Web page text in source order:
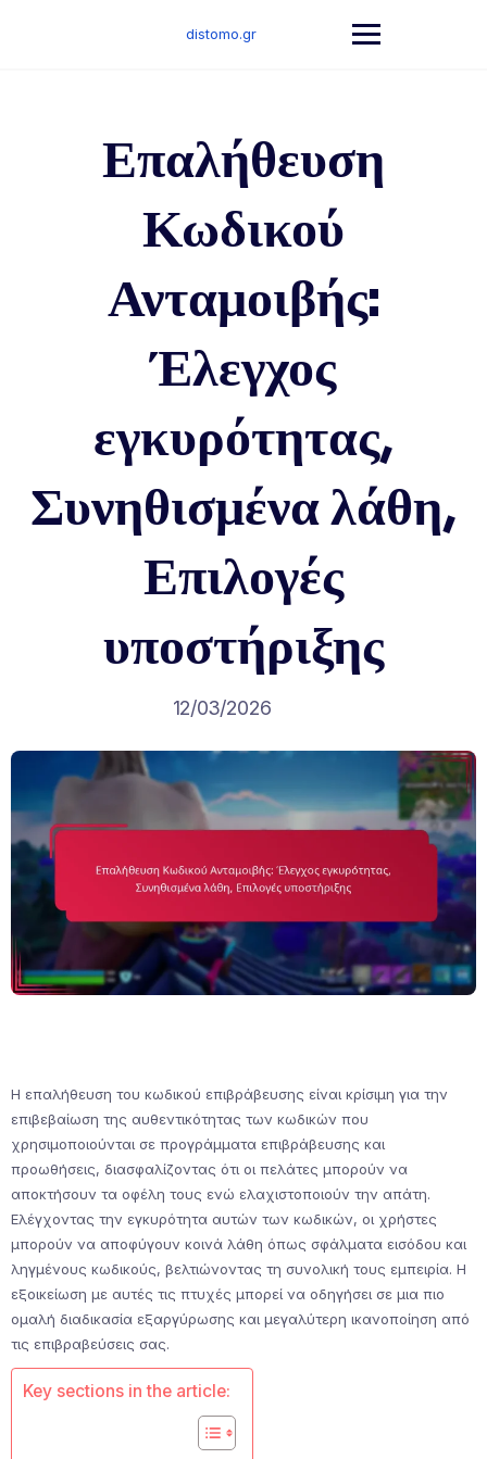
distomo.gr
Επαλήθευση
Κωδικού
Ανταμοιβής:
Έλεγχος
εγκυρότητας,
Συνηθισμένα λάθη,
Επιλογές
υποστήριξης
12/03/2026
Η επαλήθευση του κωδικού επιβράβευσης είναι κρίσιμη για την
επιβεβαίωση της αυθεντικότητας των κωδικών που
χρησιμοποιούνται σε προγράμματα επιβράβευσης και
προωθήσεις, διασφαλίζοντας ότι οι πελάτες μπορούν να
αποκτήσουν τα οφέλη τους ενώ ελαχιστοποιούν την απάτη.
Ελέγχοντας την εγκυρότητα αυτών των κωδικών, οι χρήστες
μπορούν να αποφύγουν κοινά λάθη όπως σφάλματα εισόδου και
ληγμένους κωδικούς, βελτιώνοντας τη συνολική τους εμπειρία. Η
εξοικείωση με αυτές τις πτυχές μπορεί να οδηγήσει σε μια πιο
ομαλή διαδικασία εξαργύρωσης και μεγαλύτερη ικανοποίηση από
τις επιβραβεύσεις σας.
Key sections in the article: